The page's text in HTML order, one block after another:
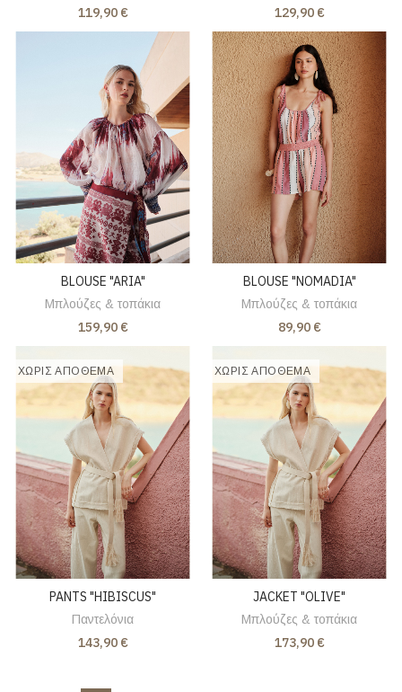
119,90 € 129,90 €
BLOUSE "ARIA"
Μπλούζες & τοπάκια
159,90 €
BLOUSE "NOMADIA"
Μπλούζες & τοπάκια
89,90 €
ΧΩΡΊΣ ΑΠΌΘΕΜΑ
PANTS "HIBISCUS"
Παντελόνια
143,90 €
ΧΩΡΊΣ ΑΠΌΘΕΜΑ
JACKET "OLIVE"
Μπλούζες & τοπάκια
173,90 €